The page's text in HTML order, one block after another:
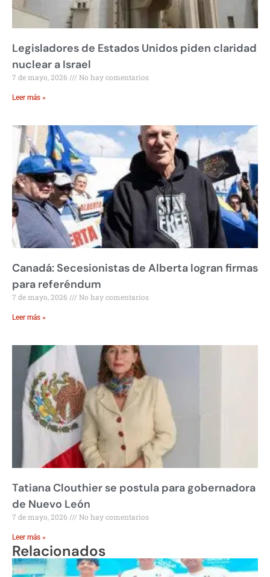
Legisladores de Estados Unidos piden claridad
nuclear a Israel
7 de mayo, 2026 No hay comentarios
Leer más »
Canadá: Secesionistas de Alberta logran firmas
para referéndum
7 de mayo, 2026 No hay comentarios
Leer más »
Tatiana Clouthier se postula para gobernadora
de Nuevo León
7 de mayo, 2026 No hay comentarios
Leer más »
Relacionados